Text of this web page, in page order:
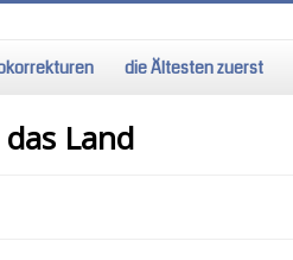
die Ältesten zuerst
Land